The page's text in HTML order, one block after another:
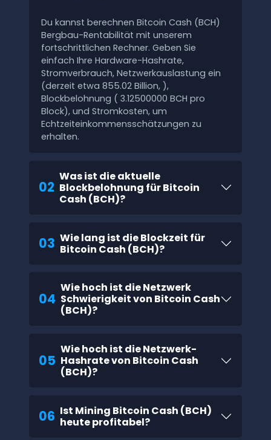
Du kannst berechnen Bitcoin Cash (BCH)
Bergbau-Rentabilität mit unserem
fortschrittlichen Rechner. Geben Sie
einfach Ihre Hardware-Hashrate,
Stromverbrauch, Netzwerkauslastung ein
(derzeit etwa 855.02 Billion, ),
Blockbelohnung ( 3.12500000 BCH pro
Block), und Stromkosten, um
Echtzeiteinkommensschätzungen zu
erhalten.
02
Was ist die aktuelle
Blockbelohnung für Bitcoin
Cash (BCH)?
03 Wie lang ist die Blockzeit für
Bitcoin Cash (BCH)?
04
Wie hoch ist die Netzwerk
Schwierigkeit von Bitcoin Cash
(BCH)?
05
Wie hoch ist die Netzwerk-
Hashrate von Bitcoin Cash
(BCH)?
06 Ist Mining Bitcoin Cash (BCH)
heute profitabel?